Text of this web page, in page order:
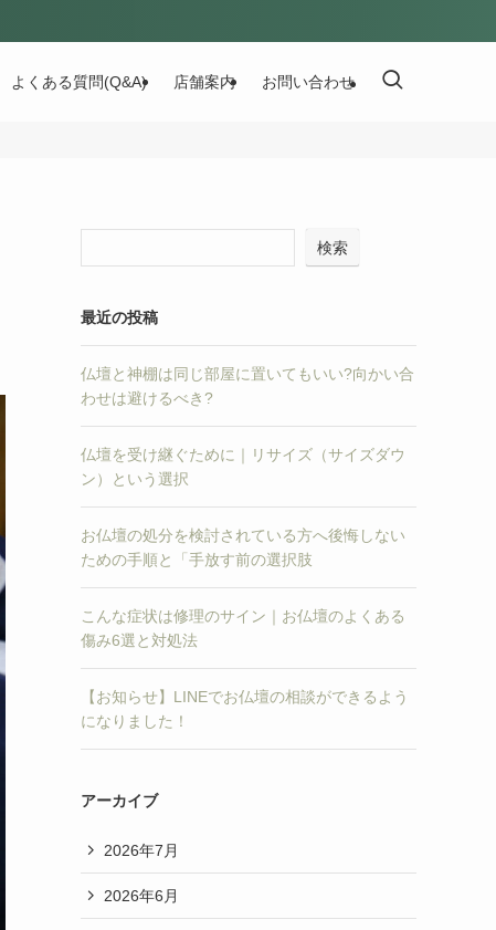
よくある質問(Q&A) 店舗案内 お問い合わせ
検索
最近の投稿
仏壇と神棚は同じ部屋に置いてもいい?向かい合
わせは避けるべき?
仏壇を受け継ぐために｜リサイズ（サイズダウ
ン）という選択
お仏壇の処分を検討されている方へ後悔しない
ための手順と「手放す前の選択肢
こんな症状は修理のサイン｜お仏壇のよくある
傷み6選と対処法
【お知らせ】LINEでお仏壇の相談ができるよう
になりました！
アーカイブ
2026年7月
2026年6月